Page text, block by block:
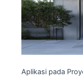
Aplikasi pada